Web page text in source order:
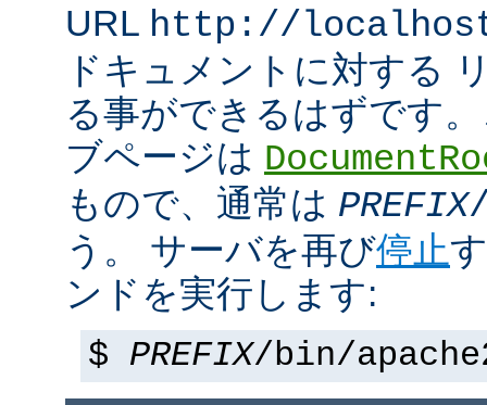
URL http://
ドキュメントに対する
る事ができるはずです
ブページは
もので、通常は PREFIX
う。 サーバを再び停止
ンドを実行します:
$ PREFIX/bin/